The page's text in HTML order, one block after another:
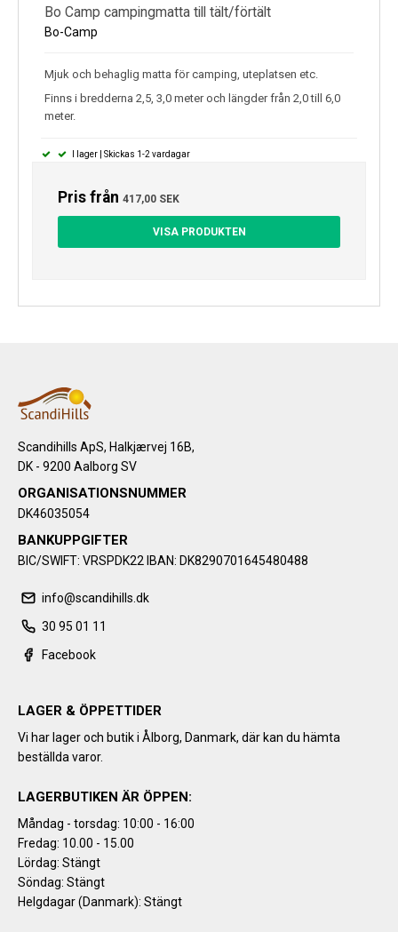
Bo Camp campingmatta till tält/förtält
Bo-Camp
Mjuk och behaglig matta för camping, uteplatsen etc.
Finns i bredderna 2,5, 3,0 meter och längder från 2,0 till 6,0
meter.
I lager | Skickas 1-2 vardagar
Pris från 417,00 SEK
VISA PRODUKTEN
Scandihills ApS, Halkjærvej 16B,
DK - 9200 Aalborg SV
ORGANISATIONSNUMMER
DK46035054
BANKUPPGIFTER
BIC/SWIFT: VRSPDK22 IBAN: DK8290701645480488
info@scandihills.dk
30 95 01 11
Facebook
LAGER & ÖPPETTIDER
Vi har lager och butik i Ålborg, Danmark, där kan du hämta
beställda varor.
LAGERBUTIKEN ÄR ÖPPEN:
Måndag - torsdag: 10:00 - 16:00
Fredag: 10.00 - 15.00
Lördag: Stängt
Söndag: Stängt
Helgdagar (Danmark): Stängt